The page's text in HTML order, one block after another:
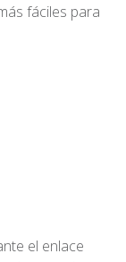
fáciles para
el enlace